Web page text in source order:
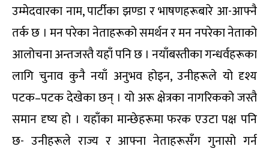
उम्मेदवारका नाम, पार्टीका झण्डा र भाषणहरूबारे आ-आफ्नै
तर्क छ । मन परेका नेताहरूको समर्थन र मन नपरेका नेताको
आलोचना अन्तजस्तै यहाँ पनि छ । नयाँबस्तीका गन्धर्वहरूका
लागि चुनाव कुनै नयाँ अनुभव होइन, उनीहरूले यो दृश्य
पटक–पटक देखेका छन् । यो अरू क्षेत्रका नागरिकको जस्तै
समान दृष्य हो । यहाँका मान्छेहरूमा फरक एउटा पक्ष पनि
छ- उनीहरूले राज्य र आफ्ना नेताहरूसँग गुनासो गर्न